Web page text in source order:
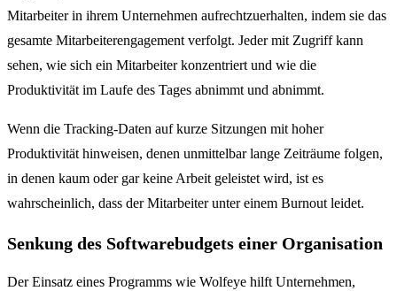
Mitarbeiter in ihrem Unternehmen aufrechtzuerhalten, indem sie das
gesamte Mitarbeiterengagement verfolgt. Jeder mit Zugriff kann
sehen, wie sich ein Mitarbeiter konzentriert und wie die
Produktivität im Laufe des Tages abnimmt und abnimmt.
Wenn die Tracking-Daten auf kurze Sitzungen mit hoher
Produktivität hinweisen, denen unmittelbar lange Zeiträume folgen,
in denen kaum oder gar keine Arbeit geleistet wird, ist es
wahrscheinlich, dass der Mitarbeiter unter einem Burnout leidet.
Senkung des Softwarebudgets einer Organisation
Der Einsatz eines Programms wie Wolfeye hilft Unternehmen,